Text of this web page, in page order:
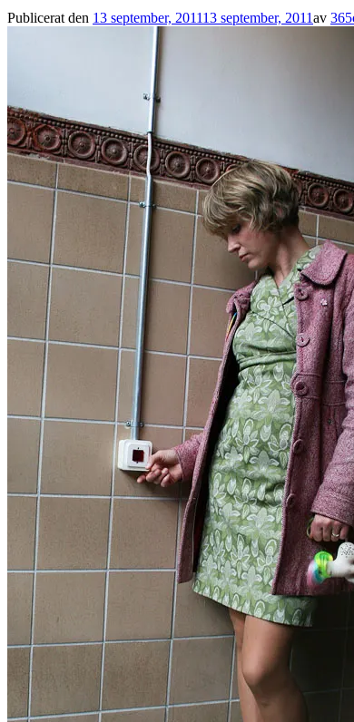
Publicerat den 13 september, 201113 september, 2011av